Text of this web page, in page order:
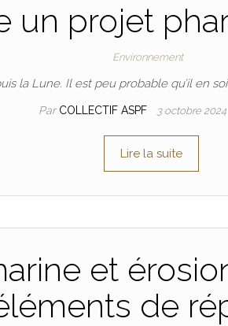
un projet
Environnement
la Lune. Il est peu probable qu’il en
Par COLLECTIF ASPF 3 octobre 2024
Lire la suite
et
de